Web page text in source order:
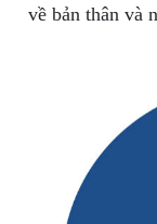
về bản thân và